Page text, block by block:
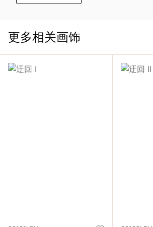
系
我
们
更多相关画饰